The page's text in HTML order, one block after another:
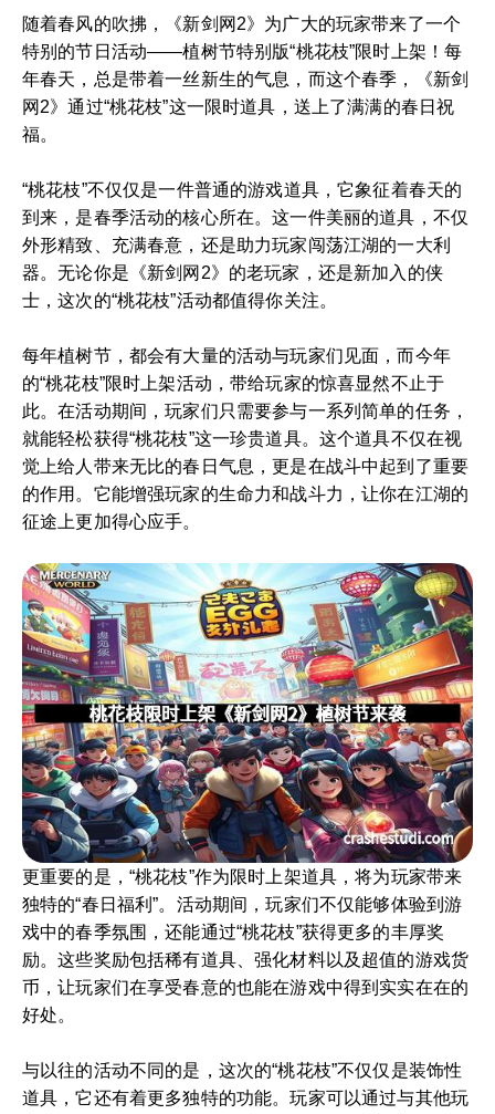
随着春风的吹拂，《新剑网2》为广大的玩家带来了一个
特别的节日活动——植树节特别版“桃花枝”限时上架！每
年春天，总是带着一丝新生的气息，而这个春季，《新剑
网2》通过“桃花枝”这一限时道具，送上了满满的春日祝
福。
“桃花枝”不仅仅是一件普通的游戏道具，它象征着春天的
到来，是春季活动的核心所在。这一件美丽的道具，不仅
外形精致、充满春意，还是助力玩家闯荡江湖的一大利
器。无论你是《新剑网2》的老玩家，还是新加入的侠
士，这次的“桃花枝”活动都值得你关注。
每年植树节，都会有大量的活动与玩家们见面，而今年
的“桃花枝”限时上架活动，带给玩家的惊喜显然不止于
此。在活动期间，玩家们只需要参与一系列简单的任务，
就能轻松获得“桃花枝”这一珍贵道具。这个道具不仅在视
觉上给人带来无比的春日气息，更是在战斗中起到了重要
的作用。它能增强玩家的生命力和战斗力，让你在江湖的
征途上更加得心应手。
更重要的是，“桃花枝”作为限时上架道具，将为玩家带来
独特的“春日福利”。活动期间，玩家们不仅能够体验到游
戏中的春季氛围，还能通过“桃花枝”获得更多的丰厚奖
励。这些奖励包括稀有道具、强化材料以及超值的游戏货
币，让玩家们在享受春意的也能在游戏中得到实实在在的
好处。
与以往的活动不同的是，这次的“桃花枝”不仅仅是装饰性
道具，它还有着更多独特的功能。玩家可以通过与其他玩